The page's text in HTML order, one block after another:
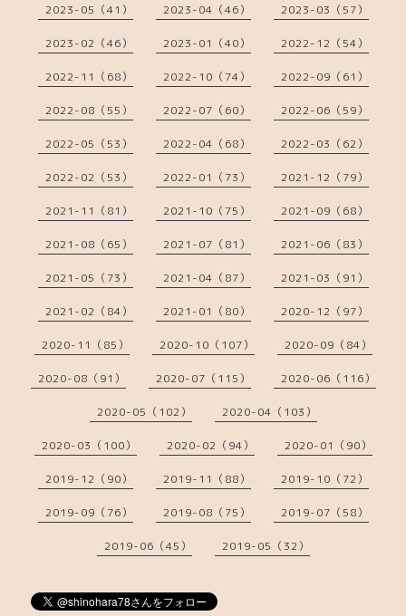
2023-05（41） 2023-04（46） 2023-03（57）
2023-02（46） 2023-01（40） 2022-12（54）
2022-11（68） 2022-10（74） 2022-09（61）
2022-08（55） 2022-07（60） 2022-06（59）
2022-05（53） 2022-04（68） 2022-03（62）
2022-02（53） 2022-01（73） 2021-12（79）
2021-11（81） 2021-10（75） 2021-09（68）
2021-08（65） 2021-07（81） 2021-06（83）
2021-05（73） 2021-04（87） 2021-03（91）
2021-02（84） 2021-01（80） 2020-12（97）
2020-11（85） 2020-10（107） 2020-09（84）
2020-08（91） 2020-07（115） 2020-06（116）
2020-05（102） 2020-04（103）
2020-03（100） 2020-02（94） 2020-01（90）
2019-12（90） 2019-11（88） 2019-10（72）
2019-09（76） 2019-08（75） 2019-07（58）
2019-06（45） 2019-05（32）